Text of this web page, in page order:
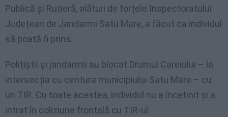
Publică și Rutieră, alături de forțele Inspectoratului
Județean de Jandarmi Satu Mare, a făcut ca individul
să poată fi prins.
Polițiștii și jandarmii au blocat Drumul Careiului – la
intersecția cu centura municipiului Satu Mare – cu
un TIR. Cu toate acestea, individul nu a încetinit și a
intrat în coliziune frontală cu TIR-ul.